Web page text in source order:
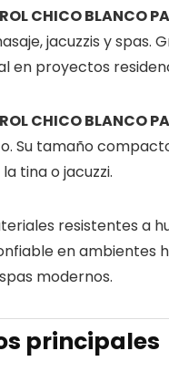
CHICO BLANCO
jacuzzis y
en proyectos
CHICO BLANCO
Su tamaño
tina o jacuzzi.
resistentes a
en ambientes
modernos.
principales